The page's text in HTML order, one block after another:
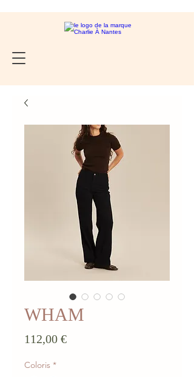
WHAM
112,00 €Prix
Coloris *